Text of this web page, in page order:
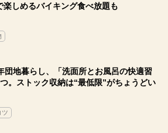
楽しめるバイキング食べ放題も
団地暮らし、「洗面所とお風呂の快適習
。ストック収納は“最低限”がちょうどい
ツ